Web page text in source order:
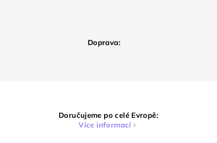
Doprava:
Doručujeme po celé Evropě:
Více informací